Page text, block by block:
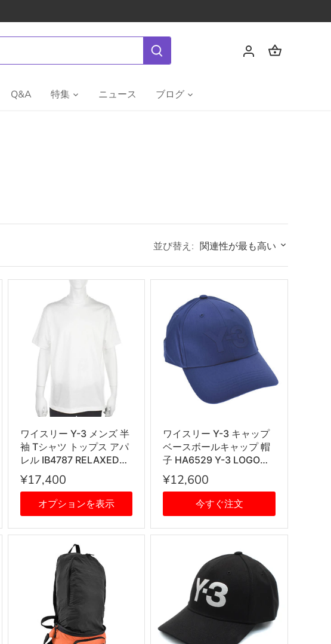
Q&A 特集 ニュース ブログ
並び替え: 関連性が最も高い
ワイスリー Y-3 メンズ 半
袖 Tシャツ トップス アパ
レル IB4787 RELAXED
SS TEE CORE WHITE ホ
ワイト
¥17,400
オプションを表示
ワイスリー Y-3 キャップ
ベースボールキャップ 帽
子 HA6529 Y-3 LOGO
CAP ロゴキャップ
VICTORBLU ブルー系
¥12,600
今すぐ注文